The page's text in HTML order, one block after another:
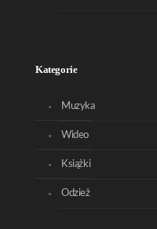
Kategorie
Muzyka
Wideo
Książki
Odzież